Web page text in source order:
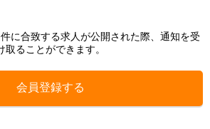
に合致する求人が公開された際、通知を受
取ることができます。
会員登録する